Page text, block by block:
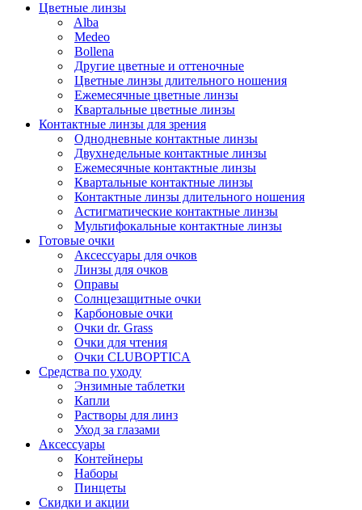
Цветные линзы
Alba
Medeo
Bollena
Другие цветные и оттеночные
Цветные линзы длительного ношения
Ежемесячные цветные линзы
Квартальные цветные линзы
Контактные линзы для зрения
Однодневные контактные линзы
Двухнедельные контактные линзы
Ежемесячные контактные линзы
Квартальные контактные линзы
Контактные линзы длительного ношения
Астигматические контактные линзы
Мультифокальные контактные линзы
Готовые очки
Аксессуары для очков
Линзы для очков
Оправы
Солнцезащитные очки
Карбоновые очки
Очки dr. Grass
Очки для чтения
Очки CLUBOPTICA
Средства по уходу
Энзимные таблетки
Капли
Растворы для линз
Уход за глазами
Аксессуары
Контейнеры
Наборы
Пинцеты
Скидки и акции